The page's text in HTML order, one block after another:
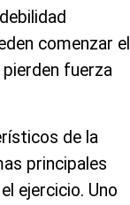
comenzar el
fuerza
de la
principales
ejercicio. Uno